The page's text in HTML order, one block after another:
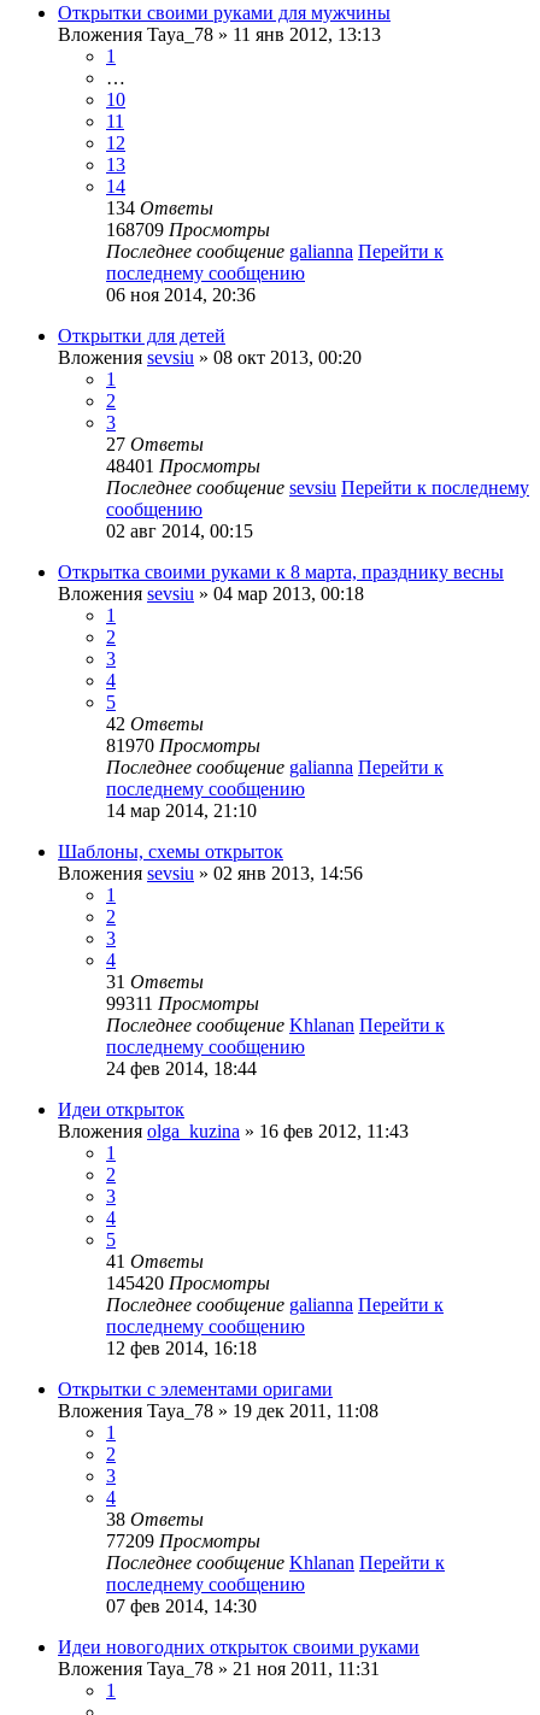
Открытки своими руками для мужчины
Вложения Taya_78 » 11 янв 2012, 13:13
1
…
10
11
12
13
14
134 Ответы
168709 Просмотры
Последнее сообщение galianna Перейти к
последнему сообщению
06 ноя 2014, 20:36
Открытки для детей
Вложения sevsiu » 08 окт 2013, 00:20
1
2
3
27 Ответы
48401 Просмотры
Последнее сообщение sevsiu Перейти к последнему
сообщению
02 авг 2014, 00:15
Открытка своими руками к 8 марта, празднику весны
Вложения sevsiu » 04 мар 2013, 00:18
1
2
3
4
5
42 Ответы
81970 Просмотры
Последнее сообщение galianna Перейти к
последнему сообщению
14 мар 2014, 21:10
Шаблоны, схемы открыток
Вложения sevsiu » 02 янв 2013, 14:56
1
2
3
4
31 Ответы
99311 Просмотры
Последнее сообщение Khlanan Перейти к
последнему сообщению
24 фев 2014, 18:44
Идеи открыток
Вложения olga_kuzina » 16 фев 2012, 11:43
1
2
3
4
5
41 Ответы
145420 Просмотры
Последнее сообщение galianna Перейти к
последнему сообщению
12 фев 2014, 16:18
Открытки с элементами оригами
Вложения Taya_78 » 19 дек 2011, 11:08
1
2
3
4
38 Ответы
77209 Просмотры
Последнее сообщение Khlanan Перейти к
последнему сообщению
07 фев 2014, 14:30
Идеи новогодних открыток своими руками
Вложения Taya_78 » 21 ноя 2011, 11:31
1